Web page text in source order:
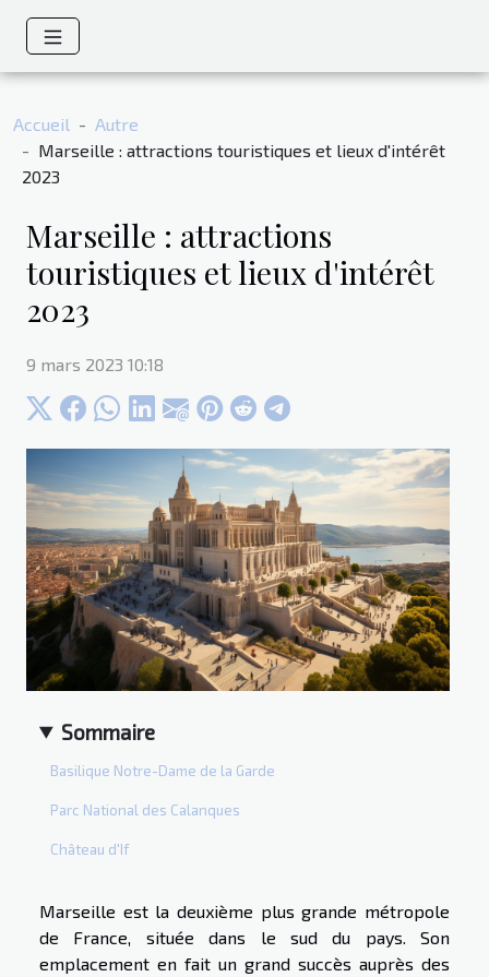
Accueil
Autre
Marseille : attractions touristiques et lieux d'intérêt
2023
Marseille : attractions
touristiques et lieux d'intérêt
2023
9 mars 2023 10:18
Sommaire
Basilique Notre-Dame de la Garde
Parc National des Calanques
Château d'If
Marseille est la deuxième plus grande métropole
de France, située dans le sud du pays. Son
emplacement en fait un grand succès auprès des